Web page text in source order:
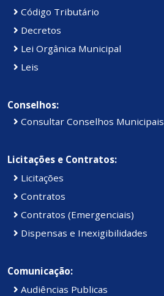
Código Tributário
Decretos
Lei Orgânica Municipal
Leis
Conselhos:
Consultar Conselhos Municipais
Licitações e Contratos:
Licitações
Contratos
Contratos (Emergenciais)
Dispensas e Inexigibilidades
Comunicação:
Audiências Publicas